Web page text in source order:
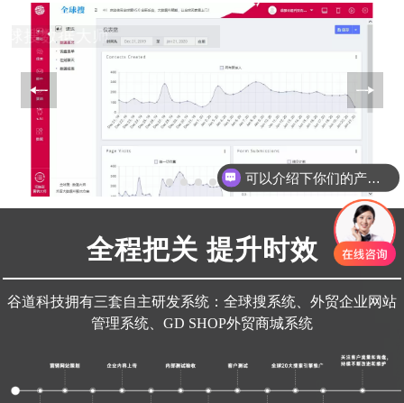
全球搜数据大师
全程把关 提升时效
谷道科技拥有三套自主研发系统：全球搜系统、外贸企业网站
管理系统、GD SHOP外贸商城系统
可以介绍下你们的产品么